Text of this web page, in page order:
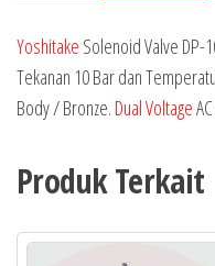
Yoshitake Solenoid Valve DP-
Tekanan 10 Bar dan
Body / Bronze. Dual Voltage
Produk Terkait